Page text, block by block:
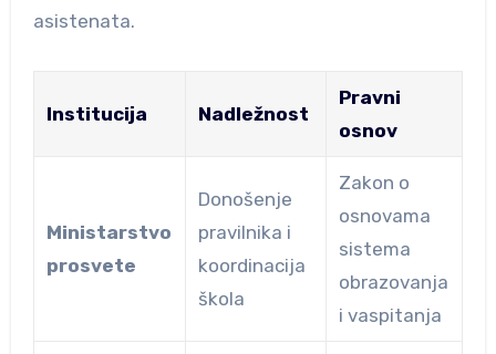
asistenata.
Institucija Nadležnost
Pravni
osnov
Ministarstvo
prosvete
Donošenje
pravilnika i
koordinacija
škola
Zakon o
osnovama
sistema
obrazovanja
i vaspitanja